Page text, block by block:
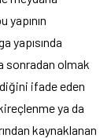
yapının
yapısında
sonradan olmak
ifade eden
ya da
kaynaklanan